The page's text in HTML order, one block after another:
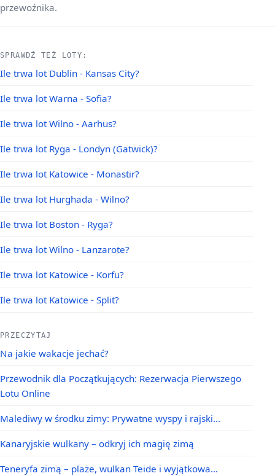
przewoźnika.
SPRAWDŹ TEŻ LOTY:
Ile trwa lot Dublin - Kansas City?
Ile trwa lot Warna - Sofia?
Ile trwa lot Wilno - Aarhus?
Ile trwa lot Ryga - Londyn (Gatwick)?
Ile trwa lot Katowice - Monastir?
Ile trwa lot Hurghada - Wilno?
Ile trwa lot Boston - Ryga?
Ile trwa lot Wilno - Lanzarote?
Ile trwa lot Katowice - Korfu?
Ile trwa lot Katowice - Split?
PRZECZYTAJ
Na jakie wakacje jechać?
Przewodnik dla Początkujących: Rezerwacja Pierwszego
Lotu Online
Malediwy w środku zimy: Prywatne wyspy i rajski…
Kanaryjskie wulkany – odkryj ich magię zimą
Teneryfa zimą – plaże, wulkan Teide i wyjątkowa…